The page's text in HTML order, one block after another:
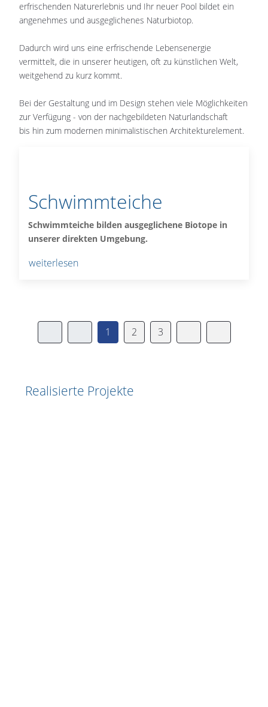
erfrischenden Naturerlebnis und Ihr neuer Pool bildet ein
angenehmes und ausgeglichenes Naturbiotop.
Dadurch wird uns eine erfrischende Lebensenergie
vermittelt, die in unserer heutigen, oft zu künstlichen Welt,
weitgehend zu kurz kommt.
Bei der Gestaltung und im Design stehen viele Möglichkeiten
zur Verfügung - von der nachgebildeten Naturlandschaft
bis hin zum modernen minimalistischen Architekturelement.
Schwimmteiche
Schwimmteiche bilden ausgeglichene Biotope in
unserer direkten Umgebung.
weiterlesen
1 2 3
Realisierte Projekte